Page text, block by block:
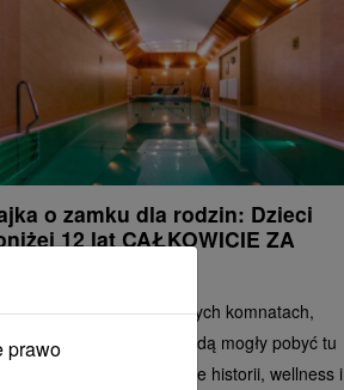
o zamku dla rodzin: Dzieci
12 lat CAŁKOWICIE ZA
relaks w zabytkowych komnatach,
gdy Twoje dzieci będą mogły pobyć tu
Poczuj połączenie historii, wellness i
prawo